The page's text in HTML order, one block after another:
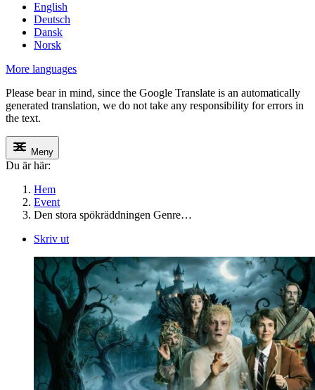
English
Deutsch
Dansk
Norsk
More languages
Please bear in mind, since the Google Translate is an automatically
generated translation, we do not take any responsibility for errors in
the text.
Meny
Du är här:
Hem
Event
Den stora spökräddningen Genre…
Skriv ut